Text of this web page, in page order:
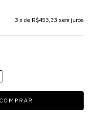
3 x de R$453,33 sem juros